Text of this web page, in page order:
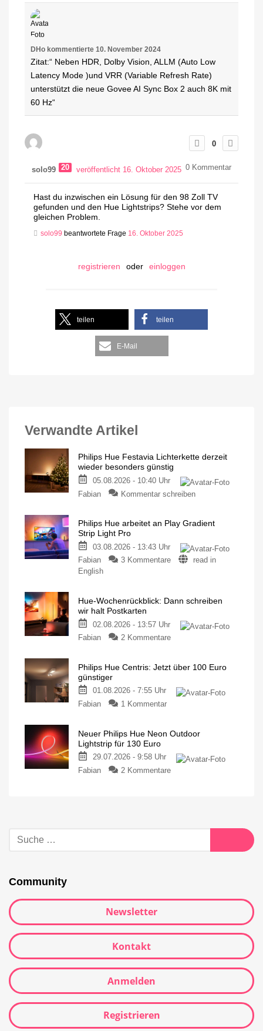
DHo kommentierte 10. November 2024
Zitat:“ Neben HDR, Dolby Vision, ALLM (Auto Low
Latency Mode )und VRR (Variable Refresh Rate)
unterstützt die neue Govee AI Sync Box 2 auch 8K mit
60 Hz“
0
solo99 20 veröffentlicht 16. Oktober 2025 0 Kommentar
Hast du inzwischen ein Lösung für den 98 Zoll TV
gefunden und den Hue Lightstrips? Stehe vor dem
gleichen Problem.
solo99 beantwortete Frage 16. Oktober 2025
registrieren oder einloggen
teilen teilen
E-Mail
Verwandte Artikel
Philips Hue Festavia Lichterkette derzeit
wieder besonders günstig
05.08.2026 - 10:40 Uhr
Fabian
Kommentar schreiben
Philips Hue arbeitet an Play Gradient
Strip Light Pro
03.08.2026 - 13:43 Uhr
Fabian
3 Kommentare
read in
English
Hue-Wochenrückblick: Dann schreiben
wir halt Postkarten
02.08.2026 - 13:57 Uhr
Fabian
2 Kommentare
Philips Hue Centris: Jetzt über 100 Euro
günstiger
01.08.2026 - 7:55 Uhr
Fabian
1 Kommentar
Neuer Philips Hue Neon Outdoor
Lightstrip für 130 Euro
29.07.2026 - 9:58 Uhr
Fabian
2 Kommentare
Community
Newsletter
Kontakt
Anmelden
Registrieren